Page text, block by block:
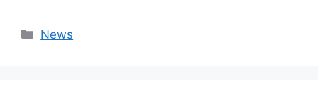
Kategorien
News